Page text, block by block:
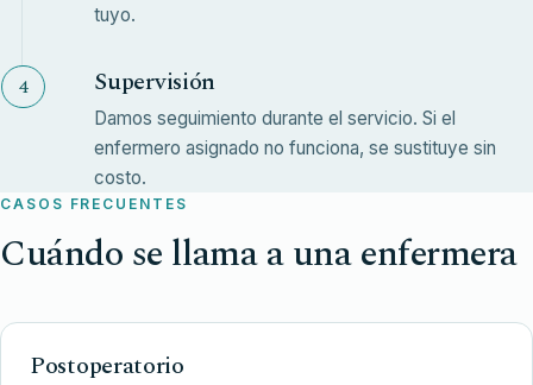
tuyo.
Supervisión
Damos seguimiento durante el servicio. Si el
enfermero asignado no funciona, se sustituye sin
costo.
CASOS FRECUENTES
Cuándo se llama a una enfermera
Postoperatorio